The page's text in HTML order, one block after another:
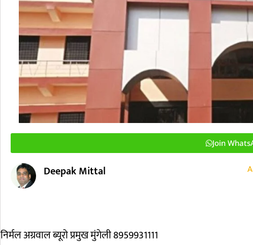
Join
Deepak Mittal
निर्मल अग्रवाल ब्यूरो प्रमुख मुंगेली 8959931111